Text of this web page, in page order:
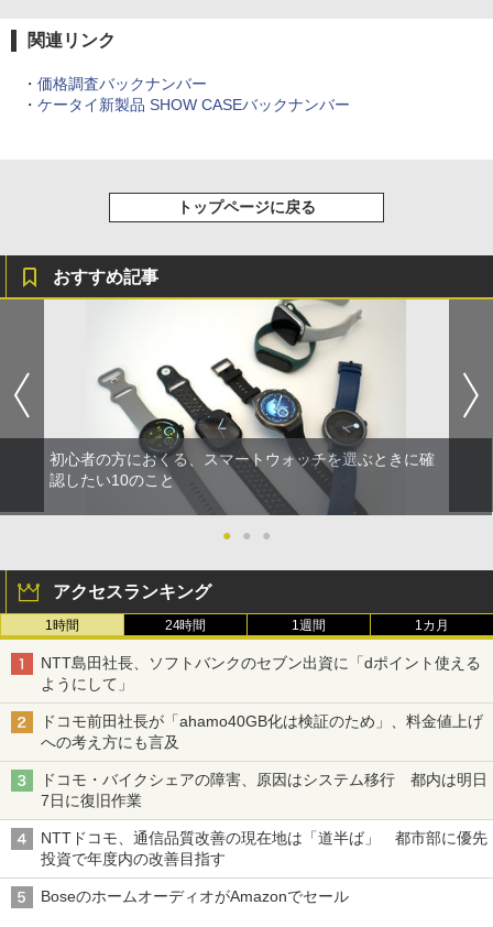
関連リンク
・ 価格調査バックナンバー
・ ケータイ新製品 SHOW CASEバックナンバー
トップページに戻る
おすすめ記事
初心者の方におくる、スマートウォッチを選ぶときに確
認したい10のこと
● ● ●
アクセスランキング
1時間 24時間 1週間 1カ月
NTT島田社長、ソフトバンクのセブン出資に「dポイント使える
ようにして」
ドコモ前田社長が「ahamo40GB化は検証のため」、料金値上げ
への考え方にも言及
ドコモ・バイクシェアの障害、原因はシステム移行 都内は明日
7日に復旧作業
NTTドコモ、通信品質改善の現在地は「道半ば」 都市部に優先
投資で年度内の改善目指す
BoseのホームオーディオがAmazonでセール